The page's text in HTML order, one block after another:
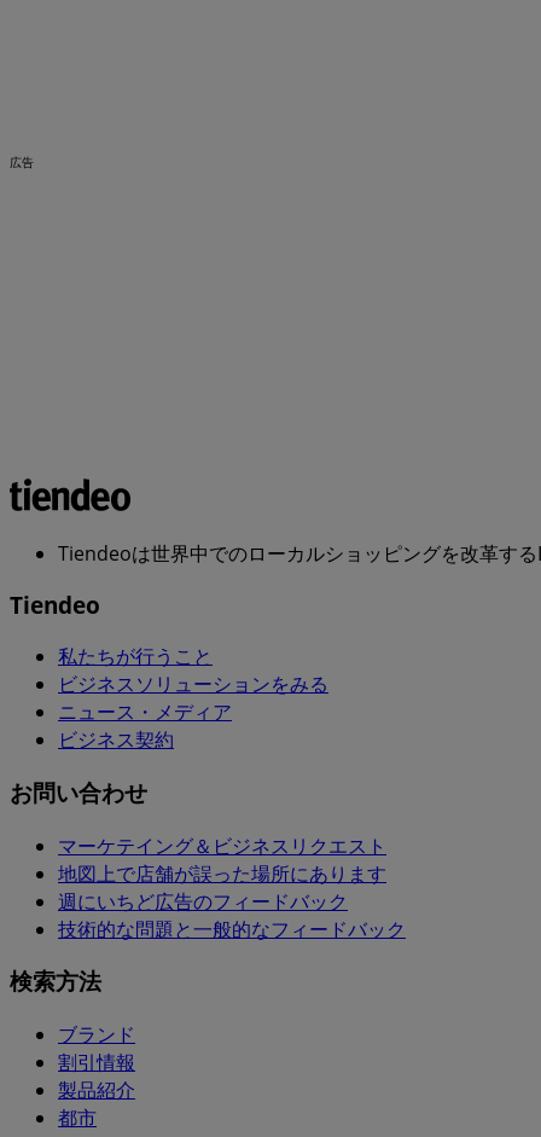
広告
Tiendeoは世界中でのローカルショッピングを改革する
Tiendeo
私たちが行うこと
ビジネスソリューションをみる
ニュース・メディア
ビジネス契約
お問い合わせ
マーケテイング＆ビジネスリクエスト
地図上で店舗が誤った場所にあります
週にいちど広告のフィードバック
技術的な問題と一般的なフィードバック
検索方法
ブランド
割引情報
製品紹介
都市